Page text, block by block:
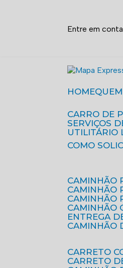
Entre em
HOME
CARRO DE
SERVIÇOS
COMO
ENTREGA
CARRETO
CARRETO